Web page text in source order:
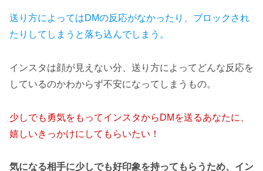
送り方によってはDMの反応がなかったり、ブロックされ
たりしてしまうと落ち込んでしまう。
インスタは顔が見えない分、送り方によってどんな反応を
しているのかわからず不安になってしまうもの。
少しでも勇気をもってインスタからDMを送るあなたに
嬉しいきっかけにしてもらいたい！
気になる相手に少しでも好印象を持ってもらうため、イン